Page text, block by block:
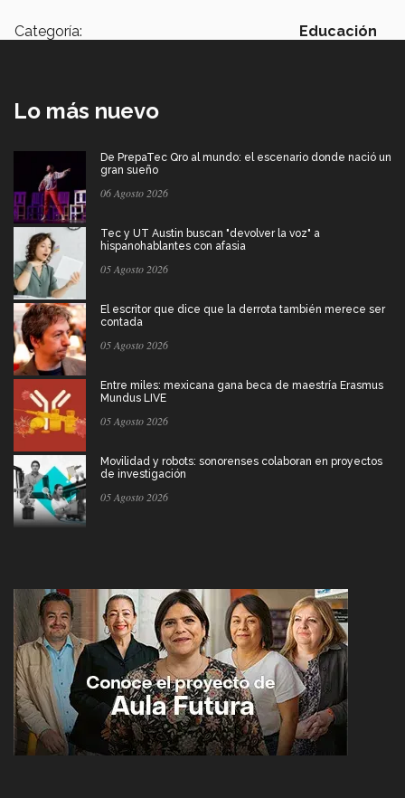
Categoría: Educación
Lo más nuevo
De PrepaTec Qro al mundo: el escenario donde nació un
gran sueño
06 Agosto 2026
Tec y UT Austin buscan "devolver la voz" a
hispanohablantes con afasia
05 Agosto 2026
El escritor que dice que la derrota también merece ser
contada
05 Agosto 2026
Entre miles: mexicana gana beca de maestría Erasmus
Mundus LIVE
05 Agosto 2026
Movilidad y robots: sonorenses colaboran en proyectos
de investigación
05 Agosto 2026